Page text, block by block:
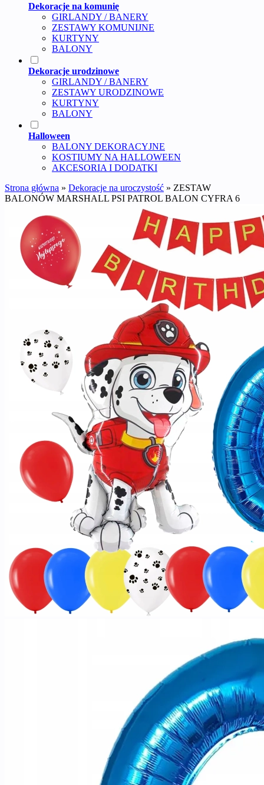
Dekoracje na komunię
GIRLANDY / BANERY
ZESTAWY KOMUNIJNE
KURTYNY
BALONY
Dekoracje urodzinowe
GIRLANDY / BANERY
ZESTAWY URODZINOWE
KURTYNY
BALONY
Halloween
BALONY DEKORACYJNE
KOSTIUMY NA HALLOWEEN
AKCESORIA I DODATKI
Strona główna » Dekoracje na uroczystość » ZESTAW
BALONÓW MARSHALL PSI PATROL BALON CYFRA 6